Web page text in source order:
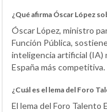
¿Qué afirma Óscar López
Óscar López, ministro
Función Pública,
inteligencia artificial (IA)
España más competitiva.
¿Cuál es el lema del Foro
El lema del Foro Talento